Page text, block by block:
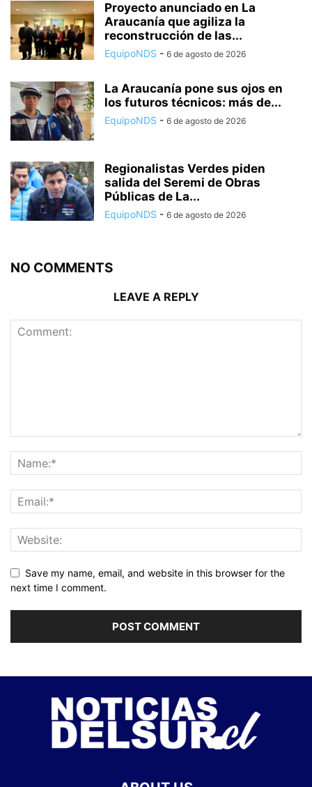
Proyecto anunciado en La
Araucanía que agiliza la
reconstrucción de las...
EquipoNDS - 6 de agosto de 2026
La Araucanía pone sus ojos en
los futuros técnicos: más de...
EquipoNDS - 6 de agosto de 2026
Regionalistas Verdes piden
salida del Seremi de Obras
Públicas de La...
EquipoNDS - 6 de agosto de 2026
NO COMMENTS
LEAVE A REPLY
Save my name, email, and website in this browser for the
next time I comment.